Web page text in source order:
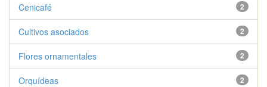
2
Cenicafé
2
Cultivos asociados
2
Flores ornamentales
2
Orquídeas